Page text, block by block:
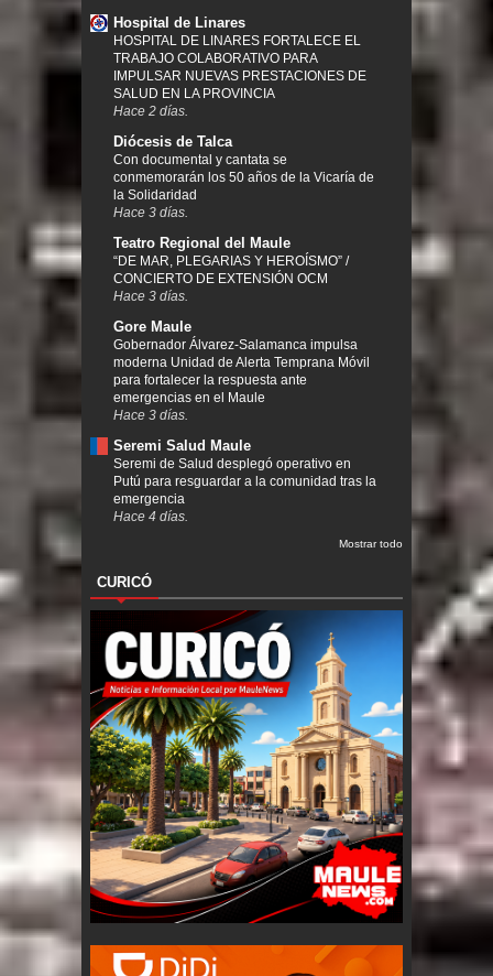
Hospital de Linares
HOSPITAL DE LINARES FORTALECE EL
TRABAJO COLABORATIVO PARA
IMPULSAR NUEVAS PRESTACIONES DE
SALUD EN LA PROVINCIA
Hace 2 días.
Diócesis de Talca
Con documental y cantata se
conmemorarán los 50 años de la Vicaría de
la Solidaridad
Hace 3 días.
Teatro Regional del Maule
“DE MAR, PLEGARIAS Y HEROÍSMO” /
CONCIERTO DE EXTENSIÓN OCM
Hace 3 días.
Gore Maule
Gobernador Álvarez-Salamanca impulsa
moderna Unidad de Alerta Temprana Móvil
para fortalecer la respuesta ante
emergencias en el Maule
Hace 3 días.
Seremi Salud Maule
Seremi de Salud desplegó operativo en
Putú para resguardar a la comunidad tras la
emergencia
Hace 4 días.
Mostrar todo
CURICÓ